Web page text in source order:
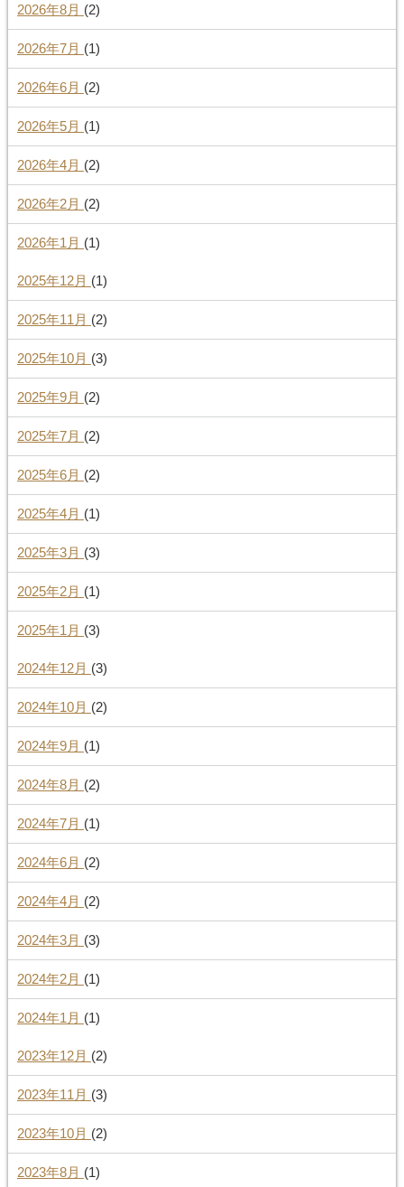
2026年8月 (2)
2026年7月 (1)
2026年6月 (2)
2026年5月 (1)
2026年4月 (2)
2026年2月 (2)
2026年1月 (1)
2025年12月 (1)
2025年11月 (2)
2025年10月 (3)
2025年9月 (2)
2025年7月 (2)
2025年6月 (2)
2025年4月 (1)
2025年3月 (3)
2025年2月 (1)
2025年1月 (3)
2024年12月 (3)
2024年10月 (2)
2024年9月 (1)
2024年8月 (2)
2024年7月 (1)
2024年6月 (2)
2024年4月 (2)
2024年3月 (3)
2024年2月 (1)
2024年1月 (1)
2023年12月 (2)
2023年11月 (3)
2023年10月 (2)
2023年8月 (1)